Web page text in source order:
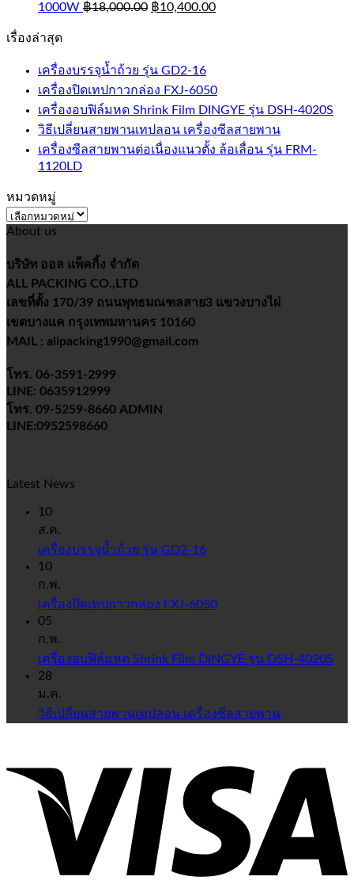
1000W ฿18,000.00 ฿10,400.00
เรื่องล่าสุด
เครื่องบรรจุน้ำถ้วย รุ่น GD2-16
เครื่องปิดเทปกาวกล่อง FXJ-6050
เครื่องอบฟิล์มหด Shrink Film DINGYE รุ่น DSH-4020S
วิธีเปลี่ยนสายพานเทปลอน เครื่องซีลสายพาน
เครื่องซีลสายพานต่อเนื่องแนวตั้ง ล้อเลื่อน รุ่น FRM-
1120LD
หมวดหมู่
หมวด
หมู่
About us
บริษัท ออล แพ็คกิ้ง จำกัด
ALL PACKING CO.,LTD
เลขที่ตั้ง 170/39 ถนนพุทธมณฑลสาย3 แขวงบางไผ่
เขตบางแค กรุงเทพมหานคร 10160
MAIL : allpacking1990@gmail.com
โทร. 06-3591-2999
LINE: 0635912999
โทร. 09-5259-8660 ADMIN
LINE:0952598660
Latest News
10
ส.ค.
เครื่องบรรจุน้ำถ้วย รุ่น GD2-16
10
ก.พ.
เครื่องปิดเทปกาวกล่อง FXJ-6050
05
ก.พ.
เครื่องอบฟิล์มหด Shrink Film DINGYE รุ่น DSH-4020S
28
ม.ค.
วิธีเปลี่ยนสายพานเทปลอน เครื่องซีลสายพาน